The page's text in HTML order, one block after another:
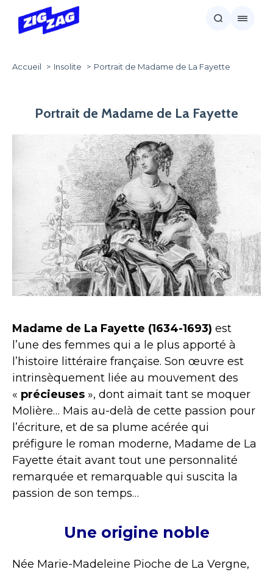
Accueil Insolite Portrait de Madame de La Fayette
Portrait de Madame de La Fayette
Madame de La Fayette (1634-1693) est
l’une des femmes qui a le plus apporté à
l’histoire littéraire française. Son œuvre est
intrinsèquement liée au mouvement des
« précieuses », dont aimait tant se moquer
Molière… Mais au-delà de cette passion pour
l’écriture, et de sa plume acérée qui
préfigure le roman moderne, Madame de La
Fayette était avant tout une personnalité
remarquée et remarquable qui suscita la
passion de son temps…
Une origine noble
Née Marie-Madeleine Pioche de La Vergne,